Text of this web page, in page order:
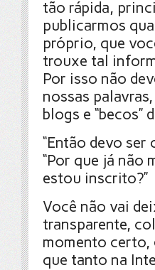
tão rápida,
publicarmos
próprio, que
trouxe tal
Por isso não
nossas
blogs e “becos”
“Então devo ser
“Por que já não
estou inscrito?”
Você não vai
transparente,
momento certo,
que tanto na